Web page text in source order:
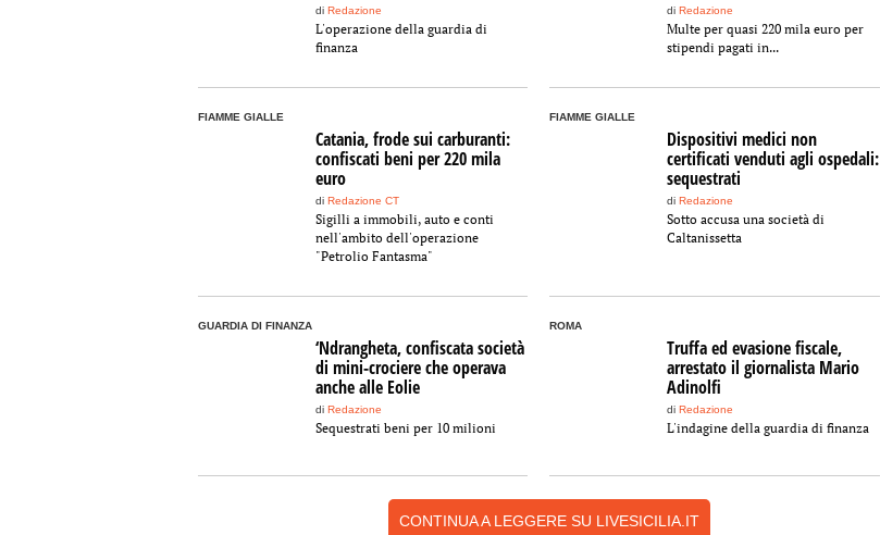
di Redazione
L'operazione della guardia di
finanza
diRedazione
Multe per quasi 220 mila euro per
stipendi pagati in...
FIAMME GIALLE
Catania, frode sui carburanti:
confiscati beni per 220 mila
euro
di Redazione CT
Sigilli a immobili, auto e conti
nell'ambito dell'operazione
"Petrolio Fantasma"
FIAMME GIALLE
Dispositivi medici non
certificati venduti agli ospedali:
sequestrati
diRedazione
Sotto accusa una società di
Caltanissetta
GUARDIA DI FINANZA
‘Ndrangheta, confiscata società
di mini-crociere che operava
anche alle Eolie
di Redazione
Sequestrati beni per 10 milioni
ROMA
Truffa ed evasione fiscale,
arrestato il giornalista Mario
Adinolfi
diRedazione
L'indagine della guardia di finanza
CONTINUA A LEGGERE SU LIVESICILIA.IT